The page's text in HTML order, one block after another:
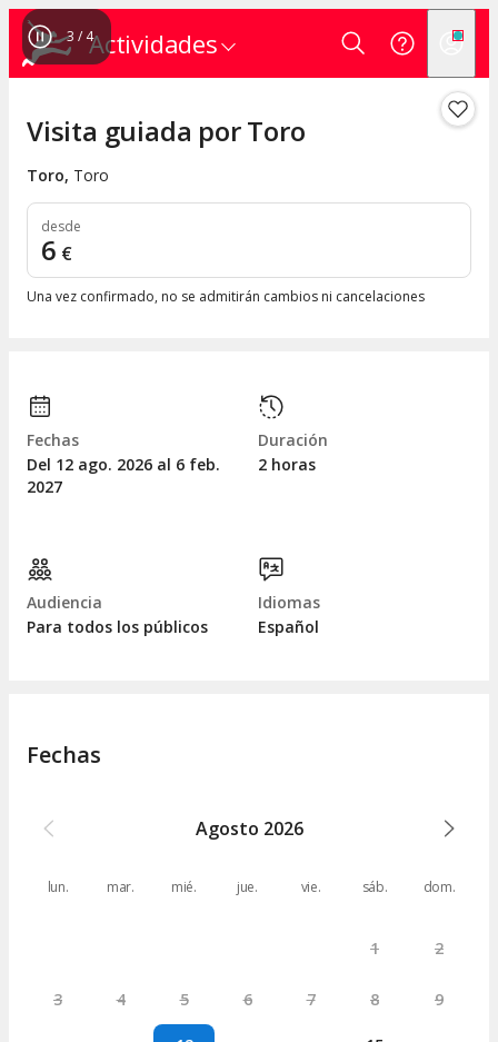
Actividades
3 / 4
Visita guiada por Toro
Toro, Toro
desde
6 €
Una vez confirmado, no se admitirán cambios ni cancelaciones
Fechas
Del 12 ago. 2026 al 6 feb.
2027
Duración
2 horas
Audiencia
Para todos los públicos
Idiomas
Español
Fechas
Agosto 2026
lun. mar. mié. jue. vie. sáb. dom.
1 2
3 4 5 6 7 8 9